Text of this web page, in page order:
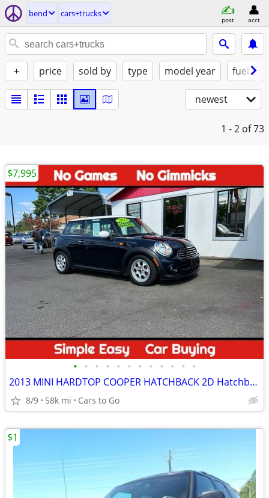
bend cars+trucks
post acct
+ price sold by type model year fuel
newest
1 - 2 of 73
• • • • • • • • • • • •
2013 MINI HARDTOP COOPER HATCHBACK 2D Hatchback
8/9 58k mi Cars to Go
$7,995
$1